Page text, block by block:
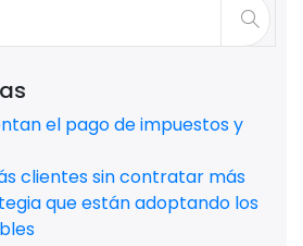
el pago de impuestos y
clientes sin contratar más
que están adoptando los